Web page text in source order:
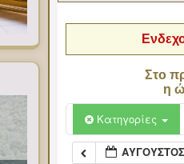
Στο
η
Κατηγορίες
ΑΎΓΟΥΣΤΟΣ